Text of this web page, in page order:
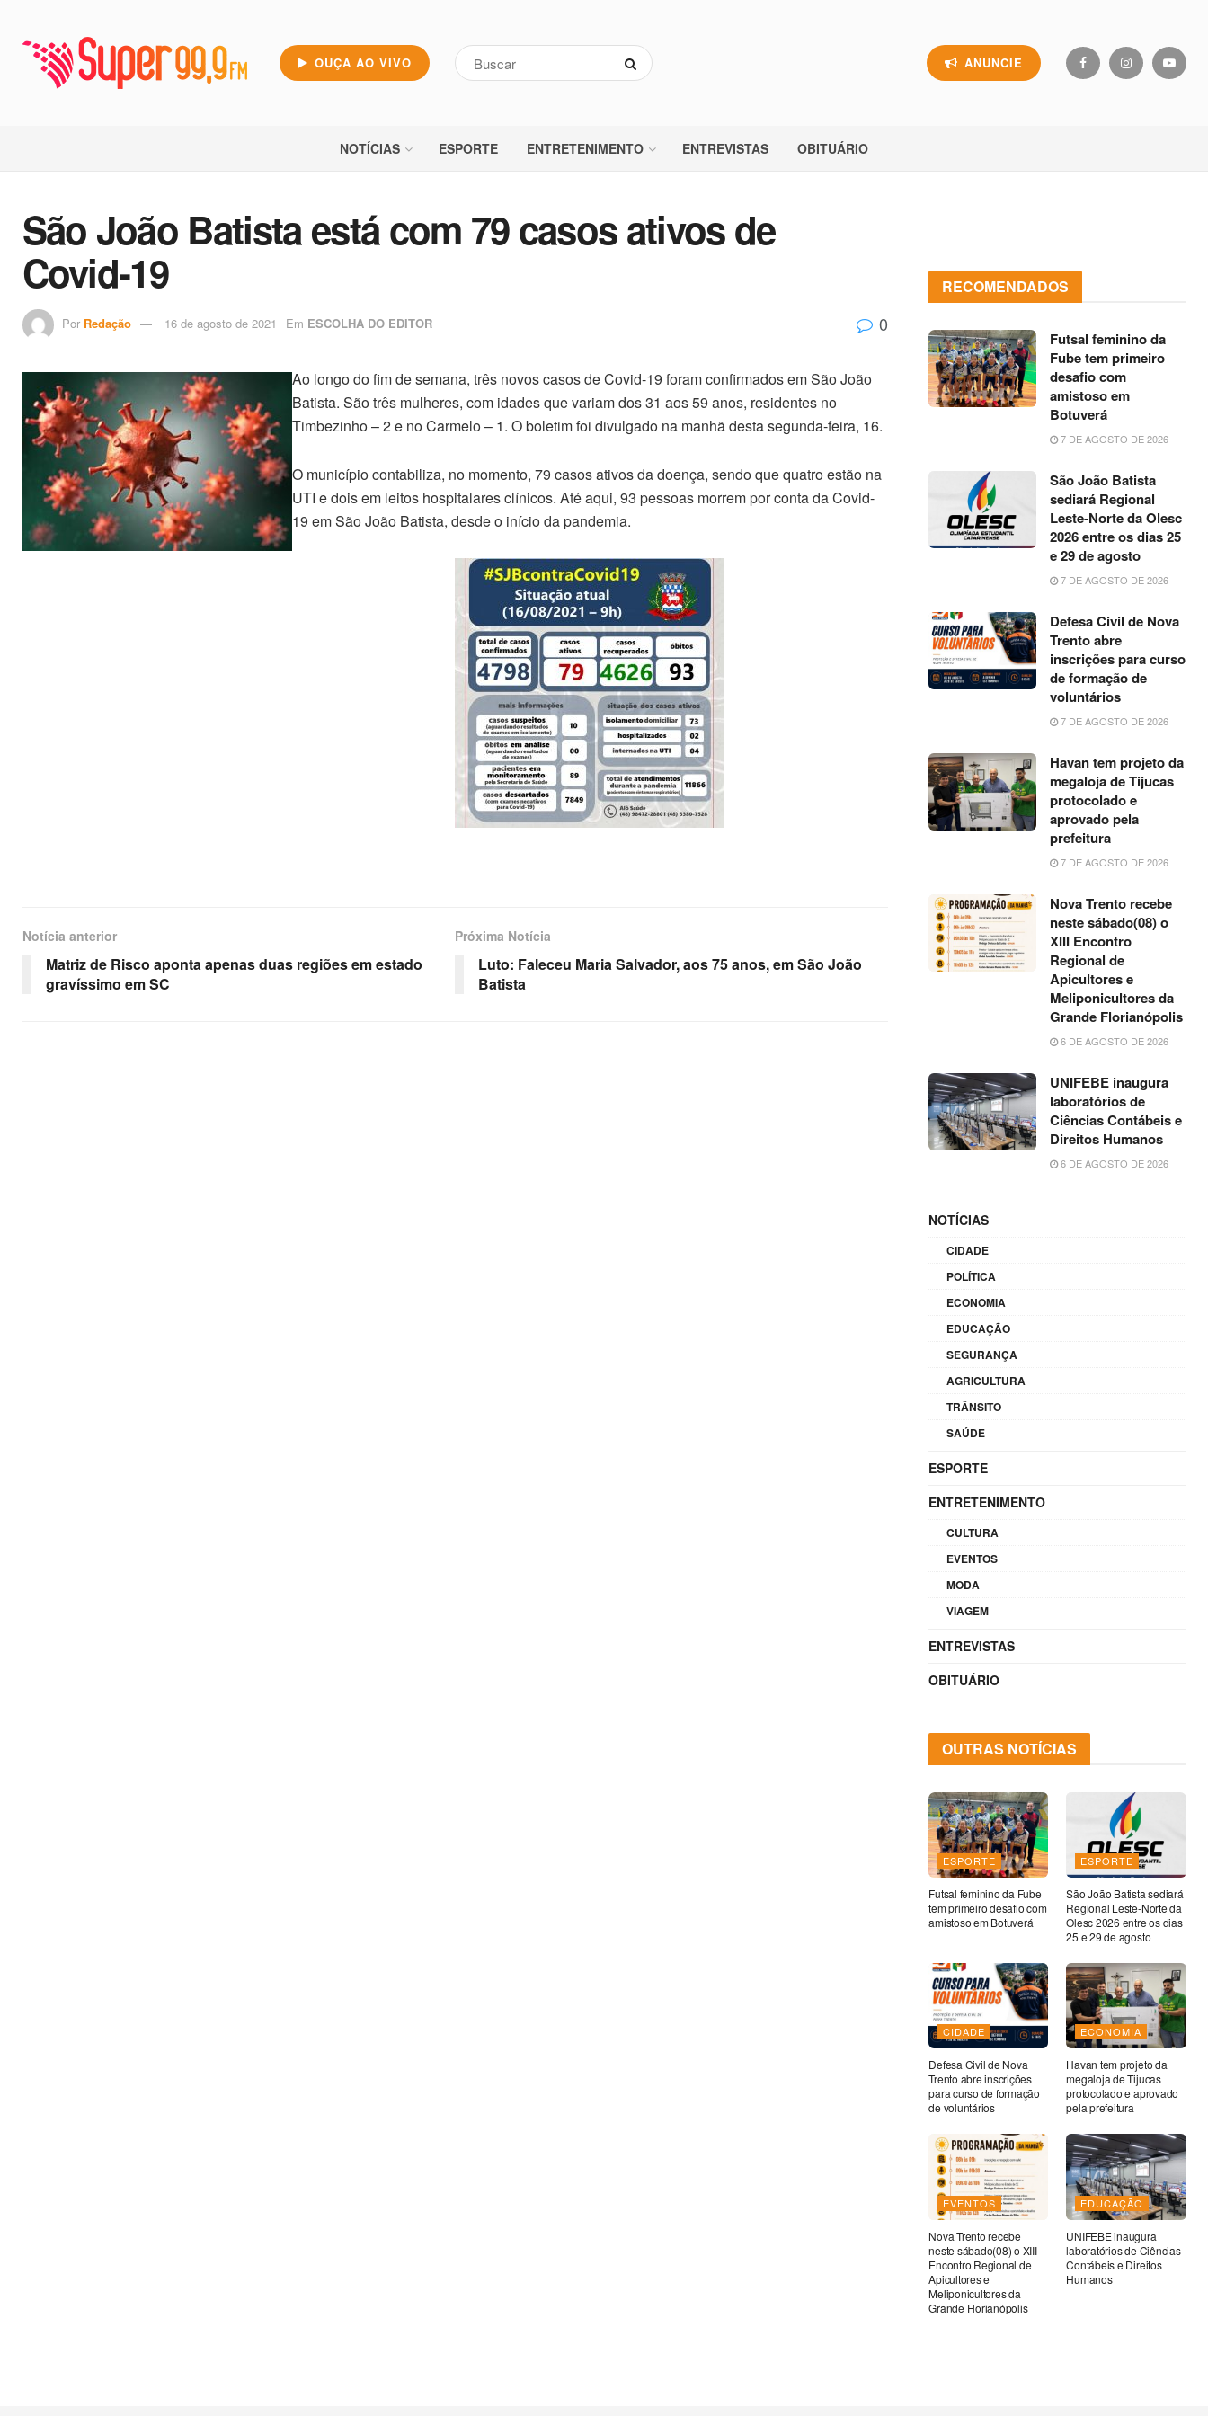
OUÇA AO VIVO ANUNCIE
NOTÍCIAS ESPORTE ENTRETENIMENTO ENTREVISTAS OBITUÁRIO
São João Batista está com 79 casos ativos de
Covid-19
Por Redação 16 de agosto de 2021 Em ESCOLHA DO EDITOR 0
Ao longo do fim de semana, três novos casos de Covid-19 foram confirmados em São João
Batista. São três mulheres, com idades que variam dos 31 aos 59 anos, residentes no
Timbezinho – 2 e no Carmelo – 1. O boletim foi divulgado na manhã desta segunda-feira, 16.
O município contabiliza, no momento, 79 casos ativos da doença, sendo que quatro estão na
UTI e dois em leitos hospitalares clínicos. Até aqui, 93 pessoas morrem por conta da Covid-
19 em São João Batista, desde o início da pandemia.
Notícia anterior
Matriz de Risco aponta apenas duas regiões em estado
gravíssimo em SC
Próxima Notícia
Luto: Faleceu Maria Salvador, aos 75 anos, em São João
Batista
RECOMENDADOS
Futsal feminino da
Fube tem primeiro
desafio com
amistoso em
Botuverá
7 DE AGOSTO DE 2026
São João Batista
sediará Regional
Leste-Norte da Olesc
2026 entre os dias 25
e 29 de agosto
7 DE AGOSTO DE 2026
Defesa Civil de Nova
Trento abre
inscrições para curso
de formação de
voluntários
7 DE AGOSTO DE 2026
Havan tem projeto da
megaloja de Tijucas
protocolado e
aprovado pela
prefeitura
7 DE AGOSTO DE 2026
Nova Trento recebe
neste sábado(08) o
XIII Encontro
Regional de
Apicultores e
Meliponicultores da
Grande Florianópolis
6 DE AGOSTO DE 2026
UNIFEBE inaugura
laboratórios de
Ciências Contábeis e
Direitos Humanos
6 DE AGOSTO DE 2026
NOTÍCIAS
CIDADE
POLÍTICA
ECONOMIA
EDUCAÇÃO
SEGURANÇA
AGRICULTURA
TRÂNSITO
SAÚDE
ESPORTE
ENTRETENIMENTO
CULTURA
EVENTOS
MODA
VIAGEM
ENTREVISTAS
OBITUÁRIO
OUTRAS NOTÍCIAS
ESPORTE
Futsal feminino da Fube
tem primeiro desafio com
amistoso em Botuverá
ESPORTE
São João Batista sediará
Regional Leste-Norte da
Olesc 2026 entre os dias
25 e 29 de agosto
CIDADE
Defesa Civil de Nova
Trento abre inscrições
para curso de formação
de voluntários
ECONOMIA
Havan tem projeto da
megaloja de Tijucas
protocolado e aprovado
pela prefeitura
EVENTOS
Nova Trento recebe
neste sábado(08) o XIII
Encontro Regional de
Apicultores e
Meliponicultores da
Grande Florianópolis
EDUCAÇÃO
UNIFEBE inaugura
laboratórios de Ciências
Contábeis e Direitos
Humanos